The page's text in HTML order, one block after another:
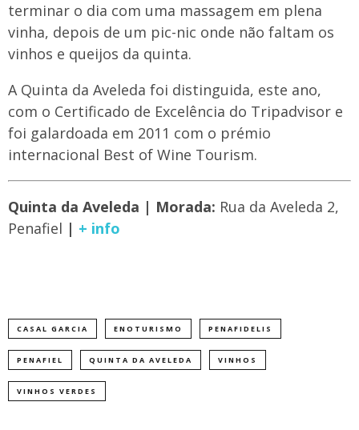
terminar o dia com uma massagem em plena
vinha, depois de um pic-nic onde não faltam os
vinhos e queijos da quinta.
A Quinta da Aveleda foi distinguida, este ano,
com o Certificado de Excelência do Tripadvisor e
foi galardoada em 2011 com o prémio
internacional Best of Wine Tourism.
Quinta da Aveleda | Morada: Rua da Aveleda 2,
Penafiel | + info
CASAL GARCIA ENOTURISMO PENAFIDELIS
PENAFIEL QUINTA DA AVELEDA VINHOS
VINHOS VERDES